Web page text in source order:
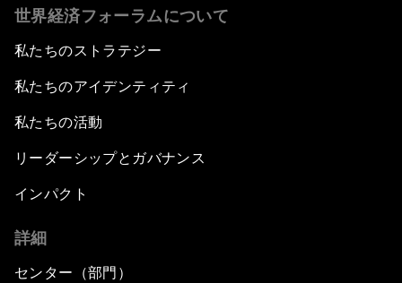
世界経済フォーラムについて
私たちのストラテジー
私たちのアイデンティティ
私たちの活動
リーダーシップとガバナンス
インパクト
詳細
センター（部門）